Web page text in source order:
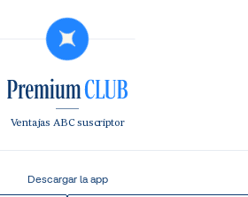
Ventajas ABC suscriptor
Descargar la app